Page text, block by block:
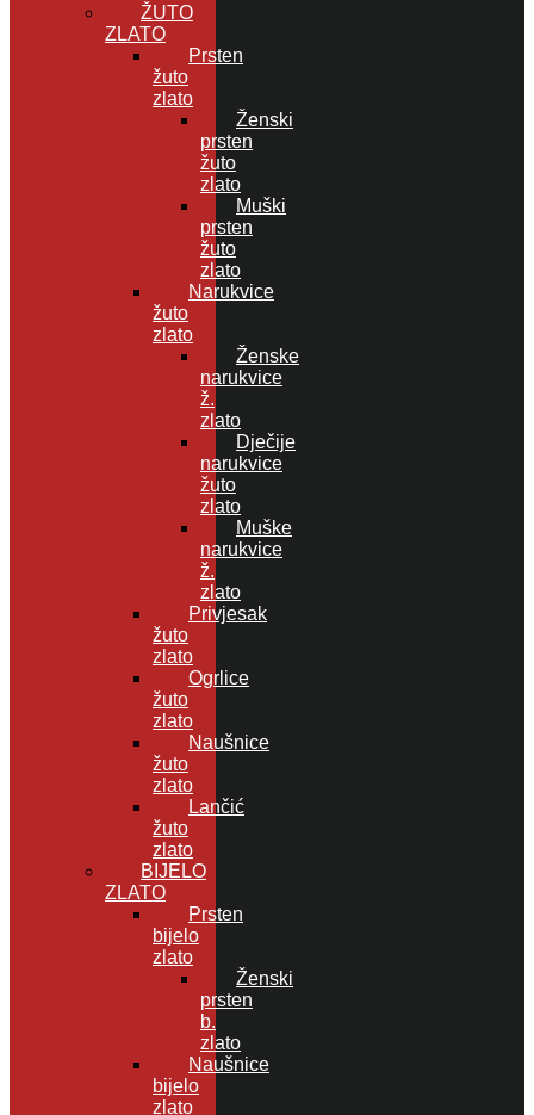
ŽUTO
ZLATO
Prsten
žuto
zlato
Ženski
prsten
žuto
zlato
Muški
prsten
žuto
zlato
Narukvice
žuto
zlato
Ženske
narukvice
ž.
zlato
Dječije
narukvice
žuto
zlato
Muške
narukvice
ž.
zlato
Privjesak
žuto
zlato
Ogrlice
žuto
zlato
Naušnice
žuto
zlato
Lančić
žuto
zlato
BIJELO
ZLATO
Prsten
bijelo
zlato
Ženski
prsten
b.
zlato
Naušnice
bijelo
zlato